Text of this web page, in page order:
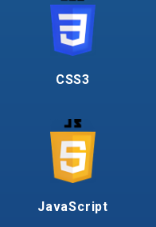
CSS3
JavaScript